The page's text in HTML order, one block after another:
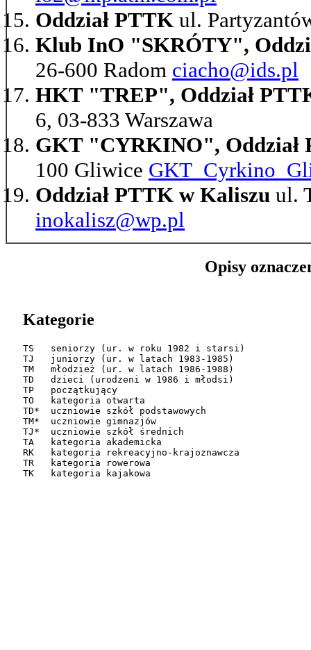
Oddział PTTK ul.
Klub InO "SKRÓTY",
26-600 Radom ciacho@ids.pl
HKT "TREP", Oddział
6, 03-833 Warszawa
GKT "CYRKINO",
100 Gliwice
Oddział PTTK w Kaliszu ul.
inokalisz@wp.pl
Opisy
Kategorie
TS   seniorzy (ur. w roku 1982 i starsi)
TJ   juniorzy (ur. w latach 1983-1985)
TM   młodzież (ur. w latach 1986-1988)
TD   dzieci (urodzeni w 1986 i młodsi)
TP   początkujący
TO   kategoria otwarta
TD*  uczniowie szkół podstawowych
TM*  uczniowie gimnazjów
TJ*  uczniowie szkół średnich
TA   kategoria akademicka
RK   kategoria rekreacyjno-krajoznawcza
TR   kategoria rowerowa